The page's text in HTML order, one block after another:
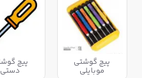
پیچ گوشتی
موبایلی
پیچ
دستی